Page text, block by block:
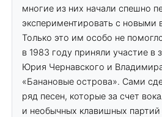
многие из них начали спешно
экспериментировать с новыми
Только это им особо не
в 1983 году приняли участие в
Юрия Чернавского и
«Банановые острова». Сами
ряд песен, которые за счет
и необычных клавишных